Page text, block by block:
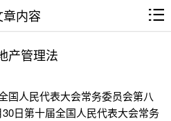
章内容
产管理法
人民代表大会常务委员会第八
日第十届全国人民代表大会常务